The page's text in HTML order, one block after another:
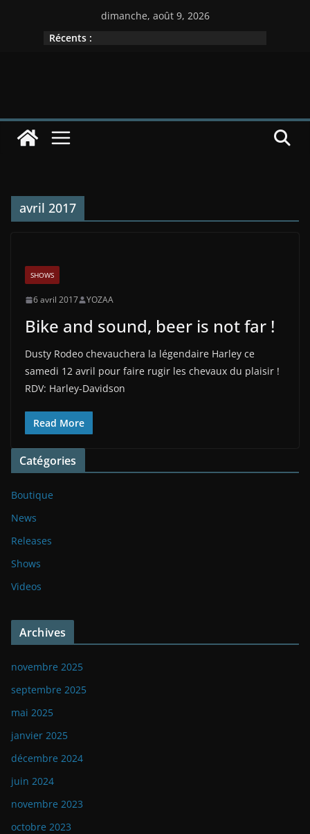
dimanche, août 9, 2026
Récents :
avril 2017
SHOWS
6 avril 2017 YOZAA
Bike and sound, beer is not far !
Dusty Rodeo chevauchera la légendaire Harley ce
samedi 12 avril pour faire rugir les chevaux du plaisir !
RDV: Harley-Davidson
Read More
Catégories
Boutique
News
Releases
Shows
Videos
Archives
novembre 2025
septembre 2025
mai 2025
janvier 2025
décembre 2024
juin 2024
novembre 2023
octobre 2023